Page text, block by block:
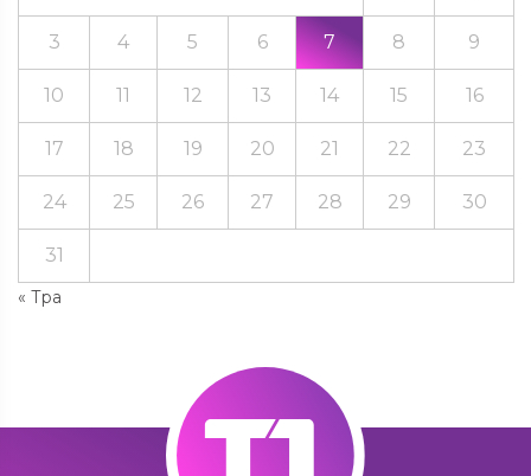
« Тра
3 4 5 6 7 8 9
10 11 12 13 14 15 16
17 18 19 20 21 22 23
24 25 26 27 28 29 30
31